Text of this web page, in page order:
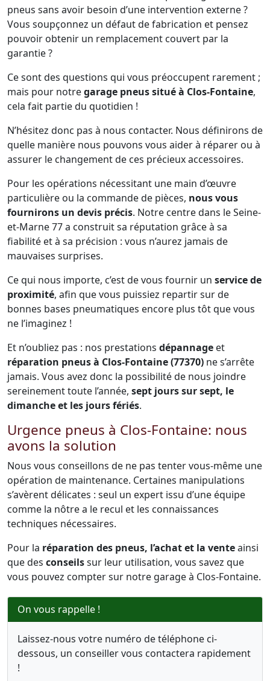
pneus sans avoir besoin d’une intervention externe ?
Vous soupçonnez un défaut de fabrication et pensez
pouvoir obtenir un remplacement couvert par la
garantie ?
Ce sont des questions qui vous préoccupent rarement ;
mais pour notregarage pneus situé à Clos-Fontaine,
cela fait partie du quotidien !
N’hésitez donc pas à nous contacter. Nous définirons de
quelle manière nous pouvons vous aider à réparer ou à
assurer le changement de ces précieux accessoires.
Pour les opérations nécessitant une main d’œuvre
particulière ou la commande de pièces, nous vous
fournirons un devis précis. Notre centre dans le Seine-
et-Marne 77 a construit sa réputation grâce à sa
fiabilité et à sa précision : vous n’aurez jamais de
mauvaises surprises.
Ce qui nous importe, c’est de vous fournir un service de
proximité, afin que vous puissiez repartir sur de
bonnes bases pneumatiques encore plus tôt que vous
ne l’imaginez !
Et n’oubliez pas : nos prestations dépannage et
réparation pneus à Clos-Fontaine (77370) ne s’arrête
jamais. Vous avez donc la possibilité de nous joindre
sereinement toute l’année, sept jours sur sept, le
dimanche et les jours fériés.
Urgence pneus à Clos-Fontaine: nous
avons la solution
Nous vous conseillons de ne pas tenter vous-même une
opération de maintenance. Certaines manipulations
s’avèrent délicates : seul un expert issu d’une équipe
comme la nôtre a le recul et les connaissances
techniques nécessaires.
Pour la réparation des pneus, l’achat et la venteainsi
que des conseilssur leur utilisation, vous savez que
vous pouvez compter sur notre garage à Clos-Fontaine.
On vous rappelle !
Laissez-nous votre numéro de téléphone ci-
dessous, un conseiller vous contactera rapidement
!